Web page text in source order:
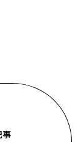
事